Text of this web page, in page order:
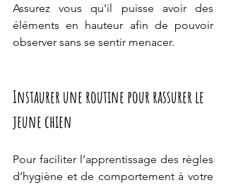
Assurez vous qu'il puisse avoir des
éléments en hauteur afin de pouvoir
observer sans se sentir menacer.
Instaurer une routine pour rassurer le
jeune chien
Pour faciliter l’apprentissage des règles
d’hygiène et de comportement à votre